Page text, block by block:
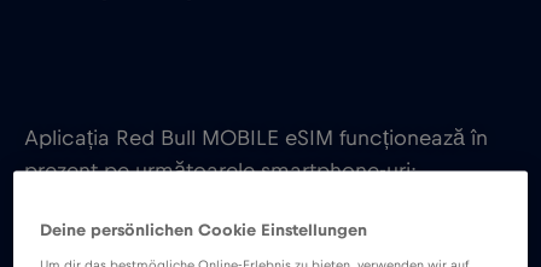
Aplicația Red Bull MOBILE eSIM funcționează în
prezent pe următoarele smartphone-uri:
Deine persönlichen Cookie Einstellungen